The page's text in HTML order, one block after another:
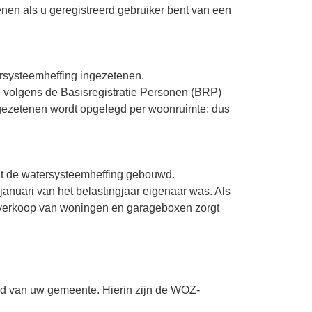
als u geregistreerd gebruiker bent van een
ingezetenen.
de Basisregistratie Personen (BRP)
wordt opgelegd per woonruimte; dus
watersysteemheffing gebouwd.
van het belastingjaar eigenaar was. Als
van woningen en garageboxen zorgt
van uw gemeente. Hierin zijn de WOZ-